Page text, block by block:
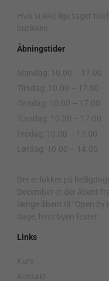
Hvis vi ikke lige tager
butikken.
Åbningstider
Mandag: 10.00 – 17.00
Tirsdag: 10.00 – 17.00
Onsdag: 10.00 – 17.00
Torsdag: 10.00 – 17.00
Fredag: 10.00 – 17.00
Lørdag: 10.00 – 14.00
Der er lukket på
December er der åbent
længe åbent til “Open by
dage, hvor byen fester.
Links
Kurv
Kontakt